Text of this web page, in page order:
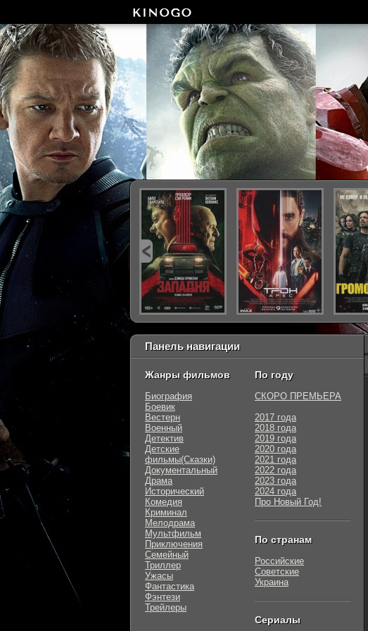
Панель навигации
Жанры фильмов
Биография
Боевик
Вестерн
Военный
Детектив
Детские
фильмы(Сказки)
Документальный
Драма
Исторический
Комедия
Криминал
Мелодрама
Мультфильм
Приключения
Семейный
Триллер
Ужасы
Фантастика
Фэнтези
Трейлеры
По году
СКОРО ПРЕМЬЕРА
2017 года
2018 года
2019 года
2020 года
2021 года
2022 года
2023 года
2024 года
Про Новый Год!
По странам
Российские
Советские
Украина
Сериалы